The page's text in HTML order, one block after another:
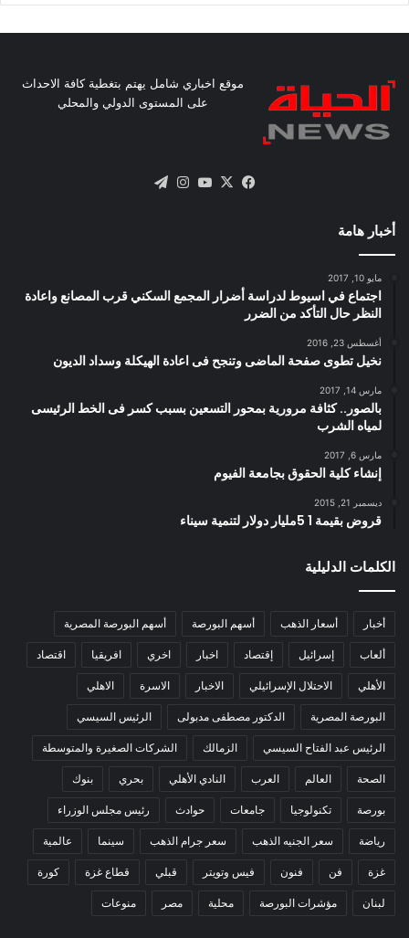
موقع اخباري شامل يهتم بتغطية كافة الاحداث
على المستوى الدولي والمحلي
فيسبوك
X يوتيوبانستقرام
أخبار هامة
مايو 10, 2017
اجتماع في اسيوط لدراسة أضرار المجمع السكني قرب المصانع واعادة
النظر حال التأكد من الضرر
أغسطس 23, 2016
نخيل تطوى صفحة الماضى وتنجح فى اعادة الهيكلة وسداد الديون
مارس 14, 2017
بالصور.. كثافة مرورية بمحور التسعين بسبب كسر فى الخط الرئيسى
لمياه الشرب
مارس 6, 2017
إنشاء كلية الحقوق بجامعة الفيوم
ديسمبر 21, 2015
قروض بقيمة 1 5مليار دولار لتنمية سيناء
الكلمات الدليلية
أخبار أسعار الذهب أسهم البورصة أسهم البورصة المصرية
ألعاب إسرائيل إقتصاد اخبار اخري افريقيا اقتصاد
الأهلي الاحتلال الإسرائيلي الاخبار الاسرة الاهلي
البورصة المصرية الدكتور مصطفى مدبولى الرئيس السيسي
الرئيس عبد الفتاح السيسي الزمالك الشركات الصغيرة والمتوسطة
الصحة العالم العرب النادي الأهلي بحري بنوك
بورصة تكنولوجيا جامعات حوادث رئيس مجلس الوزراء
رياضة سعر الجنيه الذهب سعر جرام الذهب سينما عالمية
غزة فن فنون فيس وتويتر قبلي قطاع غزة كورة
لبنان مؤشرات البورصة محلية مصر منوعات